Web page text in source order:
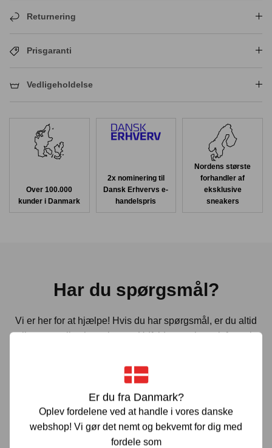
Er du fra Danmark?
Oplev fordelene ved at handle i vores danske
webshop! Vi gør det nemt og bekvemt for dig med
fordele som
Returnering
Prisgaranti
Vedligeholdelse
Over 100.000
kunder i Danmark
2x nominering til
Dansk Erhvervs e-
handelspris
Nordens største
forhandler af
eksklusive
sneakers
Har du spørgsmål?
Vi er her for at hjælpe! Hvis du har spørgsmål, er du altid
velkommen til at kontakte os. Udfyld vores kontaktformular
muligt.
KONTAKT OS